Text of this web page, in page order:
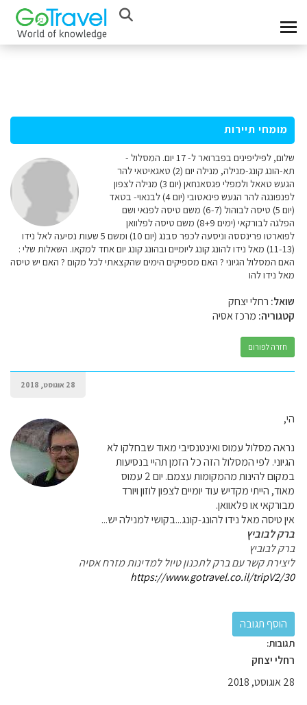
מומחי תיירות
שלום, לפיליפינים בפברואר ל- 17 יום. המסלול -
תא-הונג קונג-מנילה, מנילה יום (2) טאגאיטאי להר
הגעש טאאל ולמפלי פגסאנחאן (יום 3) מנילה לצפון
לפנפונגה להר הגעש פינאטובי (יום 4) לבנאוי- בטאד
(יום 5) טיסה לבוהול (6-7) משם טיסה לפנאי ושם
הפלגה לבורקאי (ימים 8+9) משם טיסה לפלוואן
לפוארטו פרינססה וניסעה לכפר סבנג (יום 10) ומשם 5 שעות נסיעה לאל נידו
(11-13) מאל נידו להונג קונג ליומיים ובהונג קונג יום אחד למקאו. השאלות שלי :
האם המסלול הגיוני ? האם מספיקים הימים שהקצאתי לכל מקום ? האם יש טיסה
מאל נידו להו
שואל: רחלי יצחק
קטגוריה: מרכז אסיה
חזרה לפורום
28 אוגוסט, 2018
הי,
נראה מסלול עמוס ואינטנסיבי מאוד שבחלקו לא
הגיוני. לפי המסלול הזה כל הזמן תהיי בנסיעות
במקום להינות מהמקומות עצמם. יום 2 עמוס
מאוד, הייתי מקדיש עוד יומיים לצפון לוזון ויורד
מבורקאי או פלאוואן.
אין טיסה מאל נידו להונג-קונג...בקושי למנילה יש...
ברק לבוביץ
ברק לבוביץ
ליצירת קשר עם ברק לתכנון טיול למדינות מזרח אסיה
https://www.gotravel.co.il/tripV2/30
תגובות:
רחלי יצחק
28 אוגוסט, 2018